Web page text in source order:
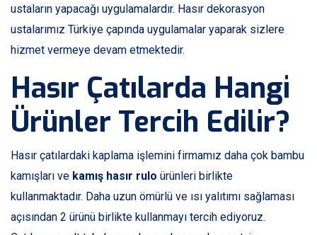
ustaların yapacağı uygulamalardır. Hasır dekorasyon
ustalarımız Türkiye çapında uygulamalar yaparak sizlere
hizmet vermeye devam etmektedir.
Hasır Çatılarda Hangi
Ürünler Tercih Edilir?
Hasır çatılardaki kaplama işlemini firmamız daha çok bambu
kamışları ve kamış hasır rulo ürünleri birlikte
kullanmaktadır. Daha uzun ömürlü ve ısı yalıtımı sağlaması
açısından 2 ürünü birlikte kullanmayı tercih ediyoruz.